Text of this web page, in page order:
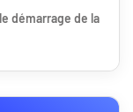
démarrage de la